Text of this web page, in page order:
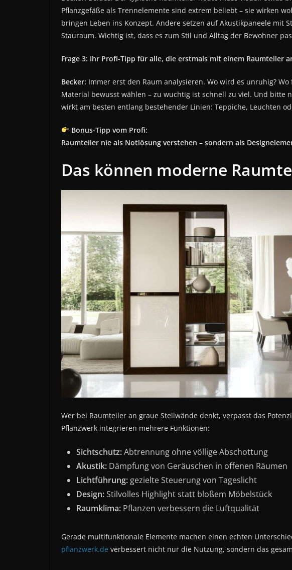
Pflanzgefäße als Trennelemente sind extrem beliebt – sie wirken
bringen Leben ins Konzept. Andere setzen auf Akustikpaneele mit
Stauraum. Wichtig ist, dass es zum Stil und Alltag der Bewohner
Frage 3: Ihr Profi-Tipp für alle, die erstmals mit einem Raumteiler
Becker: Immer erst den Raum analysieren. Wo wird es unruhig?
Material bewusst wählen – zu wuchtig ist schnell zu viel. Und bitte
wirkt am besten entlang bestehender Linien: Teppiche, Leuchten
Bonus-Tipp vom Profi:
Raumteiler nie als Notlösung verstehen – sondern als
Das können moderne
Wer bei Raumteiler an graue Stellwände denkt, verpasst das
Pflanzwerk integrieren mehrere Funktionen:
Sichtschutz:Abtrennung ohne völlige Abschottung
Akustik: Dämpfung von Geräuschen in offenen Räumen
Lichtführung: gezielte Steuerung von Tageslicht
Design:Stilvolles Highlight statt bloßem Möbelstück
Raumklima: Pflanzen verbessern die Luftqualität
Gerade multifunktionale Elemente machen einen echten
pflanzwerk.de verbessert nicht nur die Nutzung, sondern das